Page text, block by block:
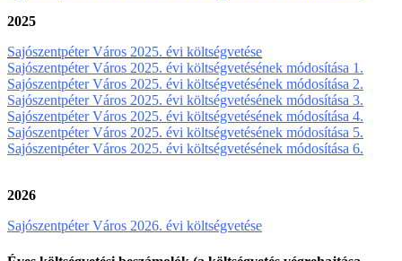
2025
Sajószentpéter Város 2025. évi költségvetése
Sajószentpéter Város 2025. évi költségvetésének módosítása 1.
Sajószentpéter Város 2025. évi költségvetésének módosítása 2.
Sajószentpéter Város 2025. évi költségvetésének módosítása 3.
Sajószentpéter Város 2025. évi költségvetésének módosítása 4.
Sajószentpéter Város 2025. évi költségvetésének módosítása 5.
Sajószentpéter Város 2025. évi költségvetésének módosítása 6.
2026
Sajószentpéter Város 2026. évi költségvetése